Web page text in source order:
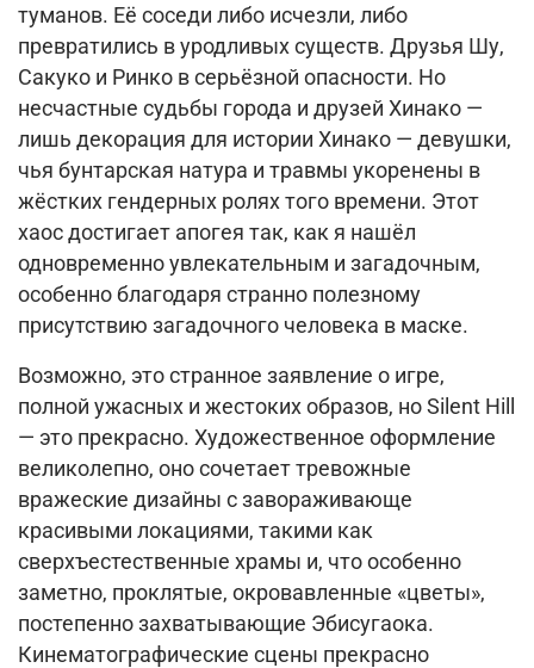
туманов. Её соседи либо исчезли, либо
превратились в уродливых существ. Друзья Шу,
Сакуко и Ринко в серьёзной опасности. Но
несчастные судьбы города и друзей Хинако —
лишь декорация для истории Хинако — девушки,
чья бунтарская натура и травмы укоренены в
жёстких гендерных ролях того времени. Этот
хаос достигает апогея так, как я нашёл
одновременно увлекательным и загадочным,
особенно благодаря странно полезному
присутствию загадочного человека в маске.
Возможно, это странное заявление о игре,
полной ужасных и жестоких образов, но Silent Hill
— это прекрасно. Художественное оформление
великолепно, оно сочетает тревожные
вражеские дизайны с завораживающе
красивыми локациями, такими как
сверхъестественные храмы и, что особенно
заметно, проклятые, окровавленные «цветы»,
постепенно захватывающие Эбисугаока.
Кинематографические сцены прекрасно